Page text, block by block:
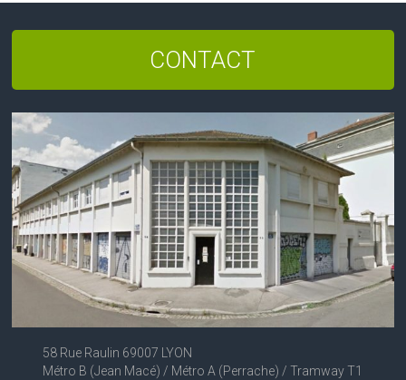
CONTACT
58 Rue Raulin 69007 LYON
Métro B (Jean Macé) / Métro A (Perrache) / Tramway T1